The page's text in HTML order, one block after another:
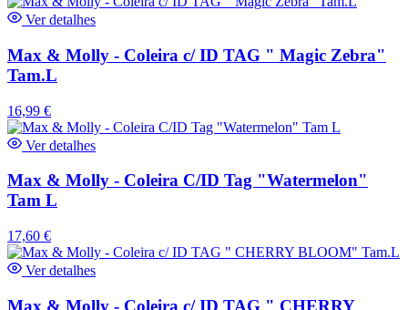
Ver detalhes
Max & Molly - Coleira c/ ID TAG " Magic Zebra"
Tam.L
16,99 €
Ver detalhes
Max & Molly - Coleira C/ID Tag "Watermelon"
Tam L
17,60 €
Ver detalhes
Max & Molly - Coleira c/ ID TAG " CHERRY